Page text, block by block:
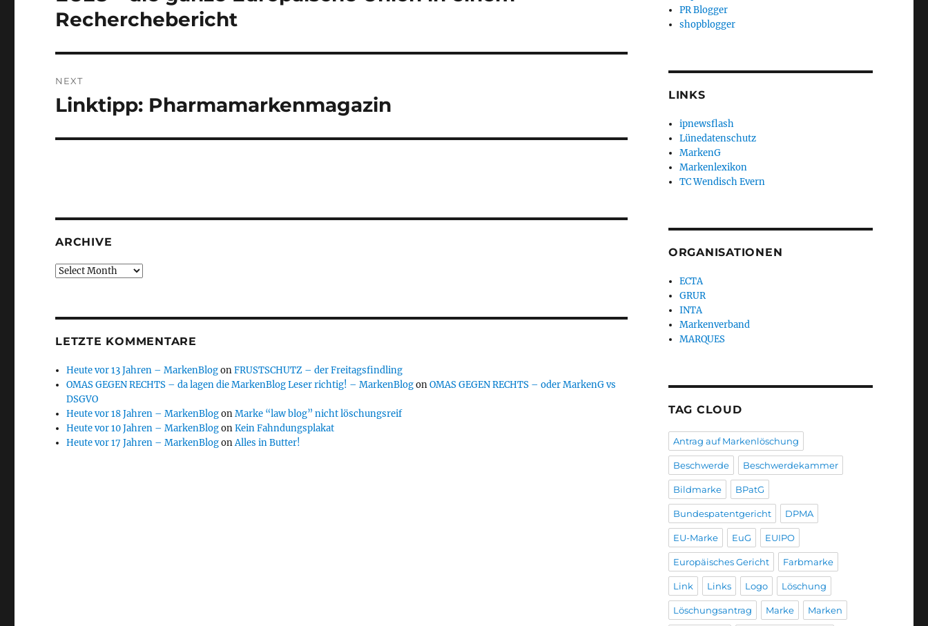
post:
Recherchebericht
NEXT
Next
Linktipp: Pharmamarkenmagazin
ARCHIVE
Archive
LETZTE KOMMENTARE
Heute vor 13 Jahren – MarkenBlogonFRUSTSCHUTZ – der Freitagsfindling
OMAS GEGEN RECHTS – da lagen die MarkenBlog Leser richtig! – MarkenBlogonOMAS GEGEN RECHTS – oder MarkenG vs
DSGVO
Heute vor 18 Jahren – MarkenBlogonMarke “law blog” nicht löschungsreif
Heute vor 10 Jahren – MarkenBlogonKein Fahndungsplakat
Heute vor 17 Jahren – MarkenBlogonAlles in Butter!
PR Blogger
shopblogger
LINKS
ipnewsflash
Lünedatenschutz
MarkenG
Markenlexikon
TC Wendisch Evern
ORGANISATIONEN
ECTA
GRUR
INTA
Markenverband
MARQUES
TAG CLOUD
Antrag auf Markenlöschung
Beschwerde Beschwerdekammer
Bildmarke BPatG
Bundespatentgericht DPMA
EU-Marke EuG EUIPO
Europäisches Gericht Farbmarke
Link Links Logo Löschung
Löschungsantrag Marke Marken